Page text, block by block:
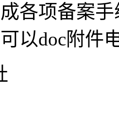
各项备案
以doc附件